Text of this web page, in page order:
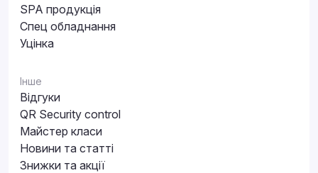
SPA продукція
Спец обладнання
Уцінка
Інше
Відгуки
QR Security control
Майстер класи
Новини та статті
Знижки та акції